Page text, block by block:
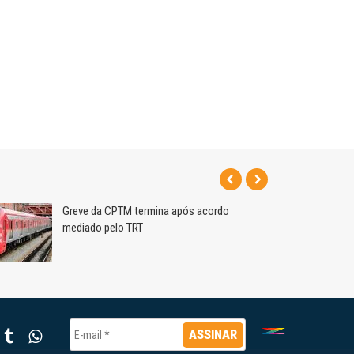
Greve da CPTM termina após acordo
mediado pelo TRT